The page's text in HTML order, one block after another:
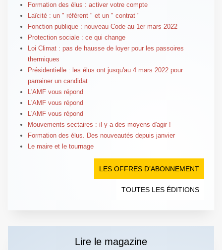
Formation des élus : activer votre compte
Laïcité : un " référent " et un " contrat "
Fonction publique : nouveau Code au 1er mars 2022
Protection sociale : ce qui change
Loi Climat : pas de hausse de loyer pour les passoires
thermiques
Présidentielle : les élus ont jusqu'au 4 mars 2022 pour
parrainer un candidat
L'AMF vous répond
L'AMF vous répond
L'AMF vous répond
Mouvements sectaires : il y a des moyens d'agir !
Formation des élus. Des nouveautés depuis janvier
Le maire et le tournage
LES OFFRES D’ABONNEMENT
TOUTES LES ÉDITIONS
Lire le magazine